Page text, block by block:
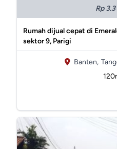
Rp
Rumah dijual cepat di
sektor 9, Parigi
Banten,